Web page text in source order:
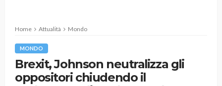
Home Attualità Mondo
MONDO
Brexit, Johnson neutralizza gli
oppositori chiudendo il